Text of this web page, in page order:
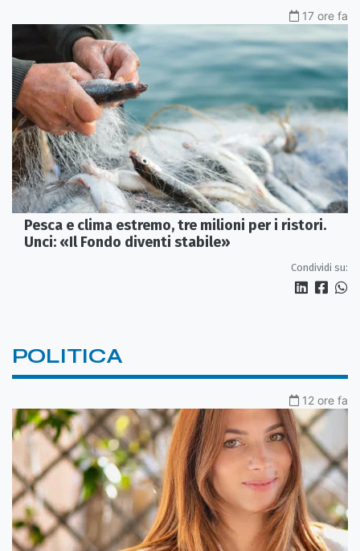
17 ore fa
Pesca e clima estremo, tre milioni per i ristori.
Unci: «Il Fondo diventi stabile»
Condividi su:
POLITICA
12 ore fa